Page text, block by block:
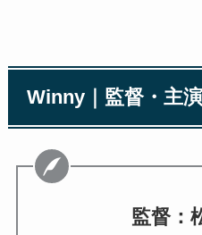
Winny｜監督・主演
監督：